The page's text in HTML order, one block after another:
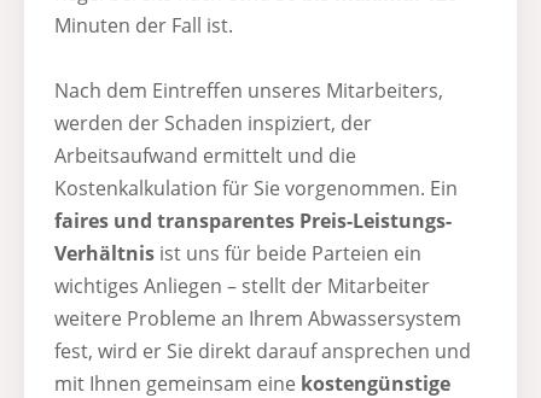
Minuten der Fall ist.
Nach dem Eintreffen unseres Mitarbeiters,
werden der Schaden inspiziert, der
Arbeitsaufwand ermittelt und die
Kostenkalkulation für Sie vorgenommen. Ein
faires und transparentes Preis-Leistungs-
Verhältnis ist uns für beide Parteien ein
wichtiges Anliegen – stellt der Mitarbeiter
weitere Probleme an Ihrem Abwassersystem
fest, wird er Sie direkt darauf ansprechen und
mit Ihnen gemeinsam eine kostengünstige